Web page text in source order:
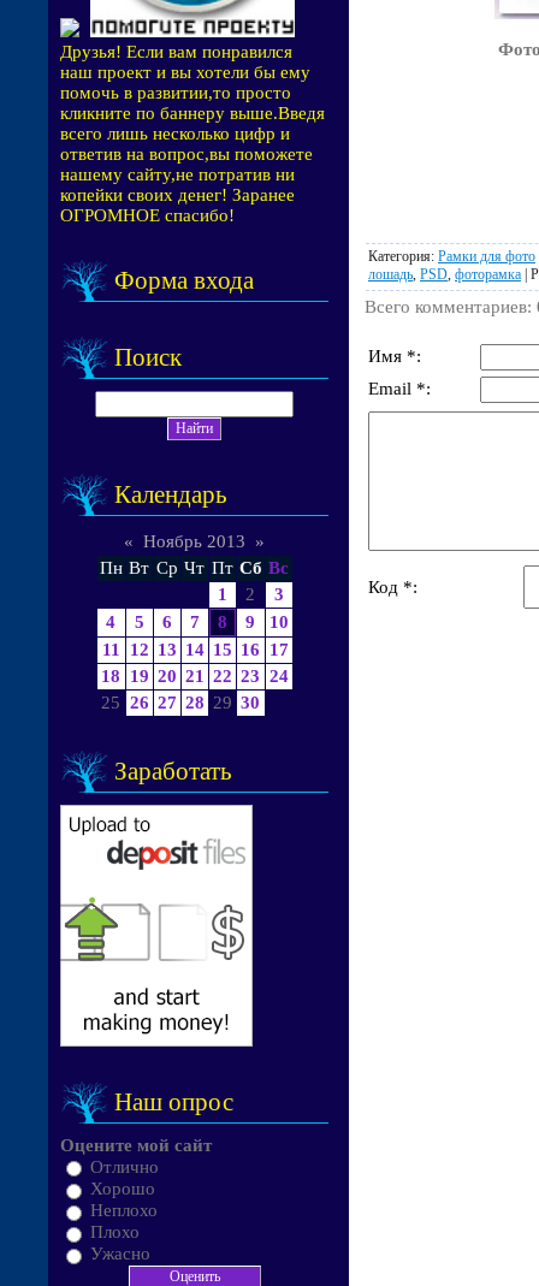
Друзья! Если вам понравился
наш проект и вы хотели бы ему
помочь в развитии,то просто
кликните по баннеру выше.Введя
всего лишь несколько цифр и
ответив на вопрос,вы поможете
нашему сайту,не потратив ни
копейки своих денег! Заранее
ОГРОМНОЕ спасибо!
Форма входа
Поиск
Календарь
« Ноябрь 2013
»
Пн Вт Ср Чт Пт Сб Вс
1
2
3
4
5 6 7 8 9
10
11
12 13 14 15 16
17
18
19 20 21 22 23 24
25 26 27 28 29 30
Заработать
Наш опрос
Оцените мой сайт
Отлично
Хорошо
Неплохо
Плохо
Ужасно
Категория: Рамки для фото
лошадь PSD фоторамка |
Всего комментариев:
Имя *:
Email *:
Код *: